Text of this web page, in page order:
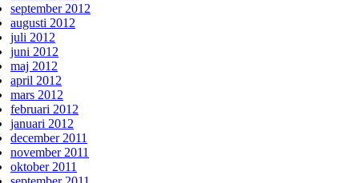
september 2012
augusti 2012
juli 2012
juni 2012
maj 2012
april 2012
mars 2012
februari 2012
januari 2012
december 2011
november 2011
oktober 2011